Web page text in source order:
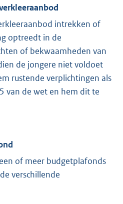
intrekken of
optreedt in de
of bekwaamheden van
de jongere niet voldoet
rustende verplichtingen als
van de wet en hem dit te
of meer budgetplafonds
verschillende